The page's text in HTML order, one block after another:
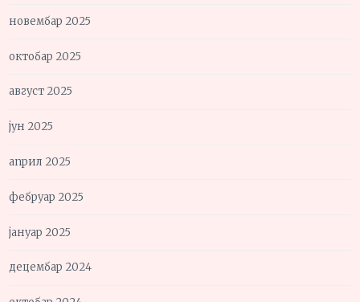
новембар 2025
октобар 2025
август 2025
јун 2025
април 2025
фебруар 2025
јануар 2025
децембар 2024